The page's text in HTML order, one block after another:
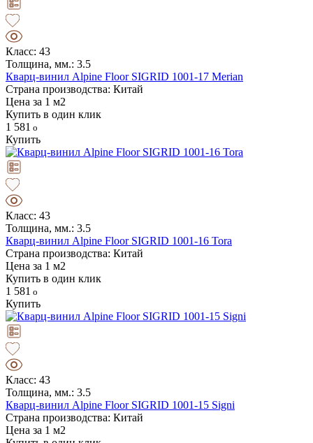
Класс: 43
Толщина, мм.: 3.5
Кварц-винил Alpine Floor SIGRID 1001-17 Merian
Страна производства: Китай
Цена за 1 м2
Купить в один клик
1 581
Купить
Класс: 43
Толщина, мм.: 3.5
Кварц-винил Alpine Floor SIGRID 1001-16 Tora
Страна производства: Китай
Цена за 1 м2
Купить в один клик
1 581
Купить
Класс: 43
Толщина, мм.: 3.5
Кварц-винил Alpine Floor SIGRID 1001-15 Signi
Страна производства: Китай
Цена за 1 м2